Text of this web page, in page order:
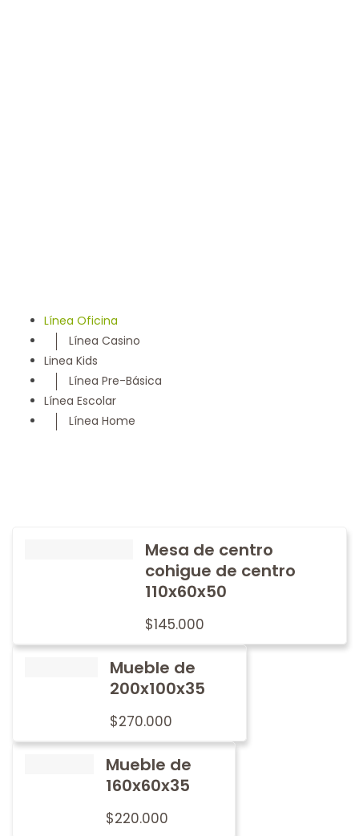
Línea Oficina
Línea Casino
Linea Kids
Línea Pre-Básica
Línea Escolar
Línea Home
Mesa de centro
cohigue de centro
110x60x50
$145.000
Mueble de
200x100x35
$270.000
Mueble de
160x60x35
$220.000